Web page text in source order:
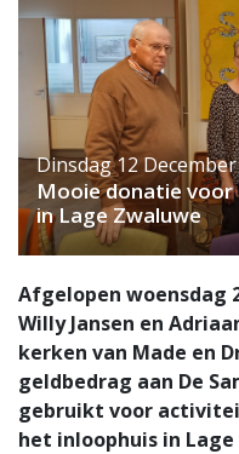
Dinsdag 12
Mooie donatie voor
in Lage Zwaluwe
Afgelopen woensdag
Willy Jansen en
kerken van Made en
geldbedrag aan De
gebruikt voor
het inloophuis in